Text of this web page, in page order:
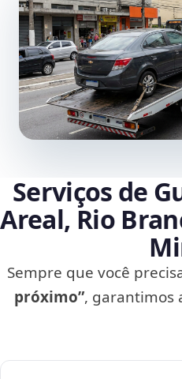
Serviços de
Areal, Rio
Sempre que você
próximo”, garantimos